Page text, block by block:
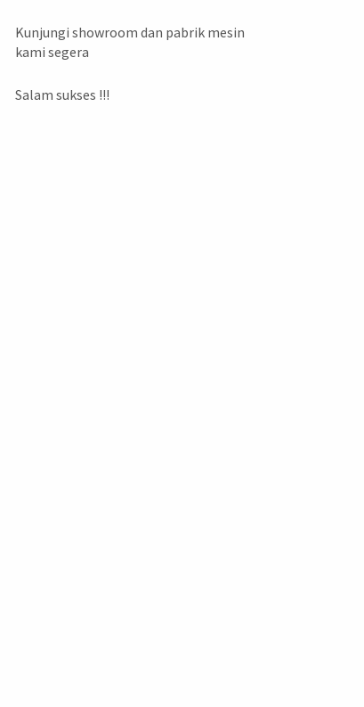
Kunjungi showroom dan pabrik mesin
kami segera
Salam sukses !!!